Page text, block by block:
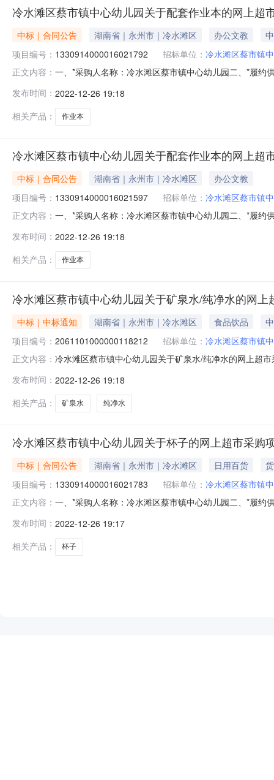
冷水滩区蔡市镇中心幼儿园关于配套作业本的网上超
中标｜合同公告 湖南省｜永州市｜冷水滩区 办公文教
项目编号： 1330914000016021792 招标单位： 冷水滩区蔡市镇
正文内容： 一、*采购人名称：冷水滩区蔡市镇中心幼儿园二、*履
7007000.0无品牌\1869验收通过2【运费】10.0验收通过
发布时间： 2022-12-26 19:18
相关产品：
作业本
冷水滩区蔡市镇中心幼儿园关于配套作业本的网上超
中标｜合同公告 湖南省｜永州市｜冷水滩区
办公文教
项目编号： 1330914000016021597 招标单位： 冷水滩区蔡市镇
正文内容： 一、*采购人名称：冷水滩区蔡市镇中心幼儿园二、*履
其他家\0002验收通过2得力得力0018回形针420.0得力/
发布时间： 2022-12-26 19:18
相关产品：
作业本
冷水滩区蔡市镇中心幼儿园关于矿泉水/纯净水的网上
中标｜中标通知 湖南省｜永州市｜冷水滩区 食品饮品
项目编号： 2061101000000118212 招标单位： 冷水滩区蔡市镇
正文内容： 冷水滩区蔡市镇中心幼儿园关于矿泉水/纯净水的网上超
号:2061101000000118212项目联系人:李斯项目联系电
位信息采购单位名称:冷水滩
发布时间： 2022-12-26 19:18
相关产品：
矿泉水 纯净水
冷水滩区蔡市镇中心幼儿园关于杯子的网上超市采购
中标｜合同公告 湖南省｜永州市｜冷水滩区 日用百货
项目编号： 1330914000016021783 招标单位： 冷水滩区蔡市镇
正文内容： 一、*采购人名称：冷水滩区蔡市镇中心幼儿园二、*履
他家\2714验收通过2得力中性笔448.0得力\6600验收通
发布时间： 2022-12-26 19:17
相关产品：
杯子